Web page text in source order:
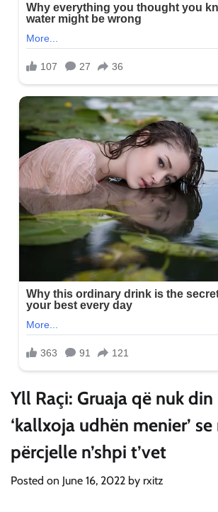
Yll Raçi: Gruaja që nuk
‘kallxoja udhën menier’
përcjelle n’shpi t’vet
Posted on June 16, 2022 by rxitz